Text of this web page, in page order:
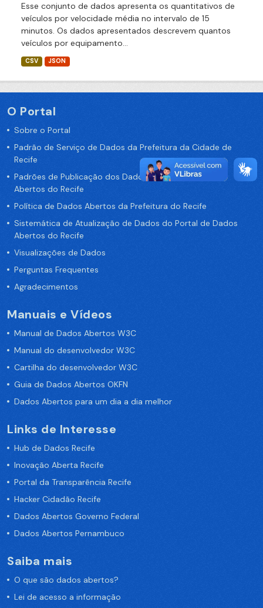
Esse conjunto de dados apresenta os quantitativos de
veículos por velocidade média no intervalo de 15
minutos. Os dados apresentados descrevem quantos
veículos por equipamento...
CSV JSON
O Portal
Sobre o Portal
Padrão de Serviço de Dados da Prefeitura da Cidade de
Recife
Padrões de Publicação dos Dados no Portal de Dados
Abertos do Recife
Política de Dados Abertos da Prefeitura do Recife
Sistemática de Atualização de Dados do Portal de Dados
Abertos do Recife
Visualizações de Dados
Perguntas Frequentes
Agradecimentos
Manuais e Vídeos
Manual de Dados Abertos W3C
Manual do desenvolvedor W3C
Cartilha do desenvolvedor W3C
Guia de Dados Abertos OKFN
Dados Abertos para um dia a dia melhor
Links de Interesse
Hub de Dados Recife
Inovação Aberta Recife
Portal da Transparência Recife
Hacker Cidadão Recife
Dados Abertos Governo Federal
Dados Abertos Pernambuco
Saiba mais
O que são dados abertos?
Lei de acesso a informação